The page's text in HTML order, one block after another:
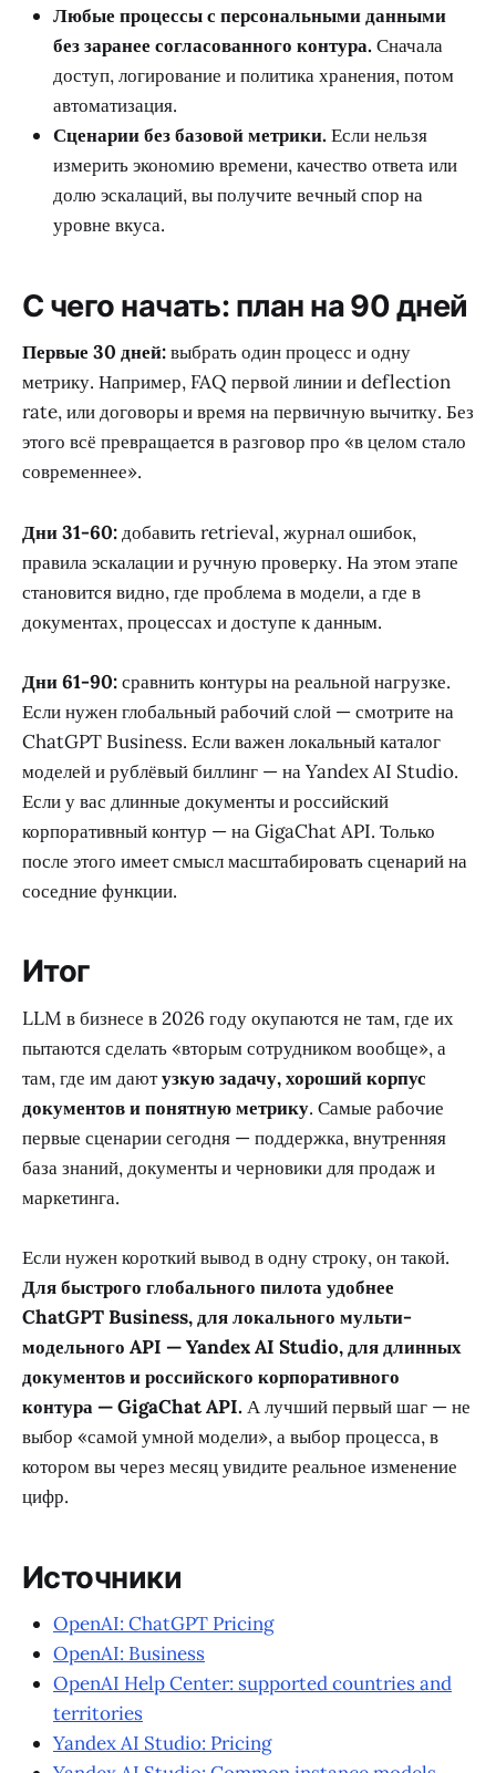
Любые процессы с персональными данными
без заранее согласованного контура.Сначала
доступ, логирование и политика хранения, потом
автоматизация.
Сценарии без базовой метрики.Если нельзя
измерить экономию времени, качество ответа или
долю эскалаций, вы получите вечный спор на
уровне вкуса.
С чего начать: план на 90 дней
Первые 30 дней:выбрать один процесс и одну
метрику. Например, FAQ первой линии и deflection
rate, или договоры и время на первичную вычитку. Без
этого всё превращается в разговор про «в целом стало
современнее».
Дни 31-60:добавить retrieval, журнал ошибок,
правила эскалации и ручную проверку. На этом этапе
становится видно, где проблема в модели, а где в
документах, процессах и доступе к данным.
Дни 61-90:сравнить контуры на реальной нагрузке.
Если нужен глобальный рабочий слой — смотрите на
ChatGPT Business. Если важен локальный каталог
моделей и рублёвый биллинг — на Yandex AI Studio.
Если у вас длинные документы и российский
корпоративный контур — на GigaChat API. Только
после этого имеет смысл масштабировать сценарий на
соседние функции.
Итог
LLM в бизнесе в 2026 году окупаются не там, где их
пытаются сделать «вторым сотрудником вообще», а
там, где им даютузкую задачу, хороший корпус
документов и понятную метрику. Самые рабочие
первые сценарии сегодня — поддержка, внутренняя
база знаний, документы и черновики для продаж и
маркетинга.
Если нужен короткий вывод в одну строку, он такой.
Для быстрого глобального пилота удобнее
ChatGPT Business, для локального мульти-
модельного API — Yandex AI Studio, для длинных
документов и российского корпоративного
контура — GigaChat API.А лучший первый шаг — не
выбор «самой умной модели», а выбор процесса, в
котором вы через месяц увидите реальное изменение
цифр.
Источники
OpenAI: ChatGPT Pricing
OpenAI: Business
OpenAI Help Center: supported countries and
territories
Yandex AI Studio: Pricing